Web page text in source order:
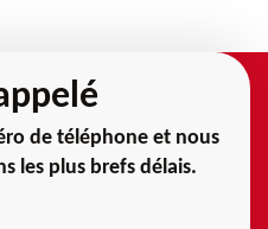
de téléphone et nous
les plus brefs délais.